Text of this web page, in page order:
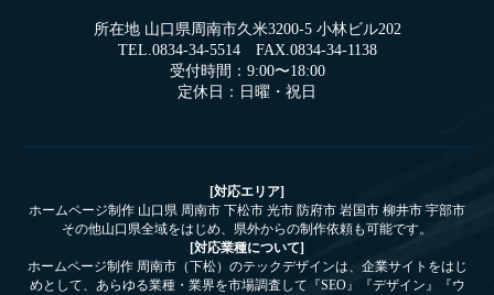
所在地 山口県周南市久米3200-5 小林ビル202
TEL.0834-34-5514 FAX.0834-34-1138
受付時間：9:00〜18:00
定休日：日曜・祝日
[対応エリア]
ホームページ制作 山口県 周南市 下松市 光市 防府市 岩国市 柳井市 宇部市
その他山口県全域をはじめ、県外からの制作依頼も可能です。
[対応業種について]
ホームページ制作 周南市（下松）のテックデザインは、企業サイトをはじ
めとして、あらゆる業種・業界を市場調査して『SEO』『デザイン』『ウ